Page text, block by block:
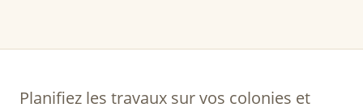
Planifiez les travaux sur vos colonies et